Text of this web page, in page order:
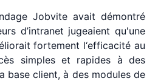
Jobvite avait démontré
d’intranet jugeaient qu'une
fortement l‘efficacité au
simples et rapides à des
base client, à des modules de